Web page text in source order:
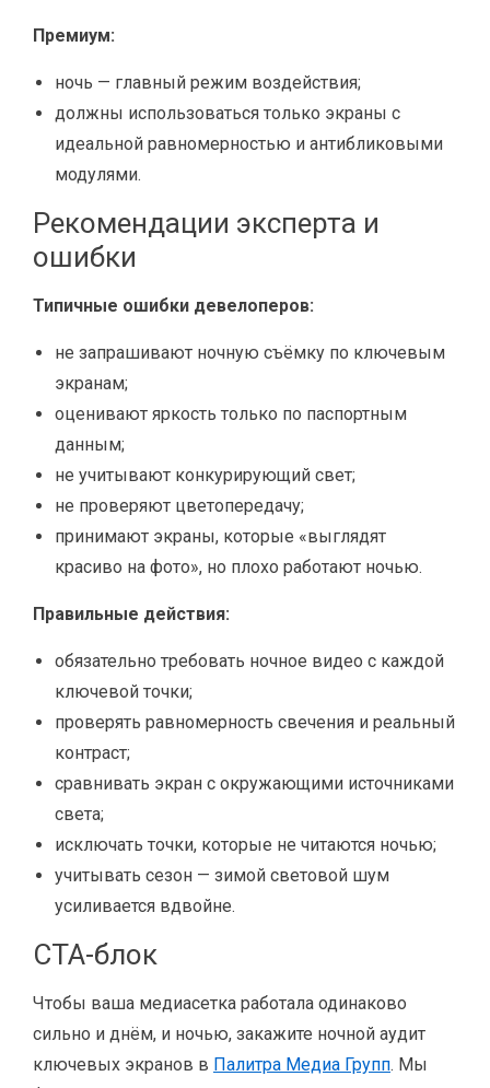
Премиум:
ночь — главный режим воздействия;
должны использоваться только экраны с
идеальной равномерностью и антибликовыми
модулями.
Рекомендации эксперта и
ошибки
Типичные ошибки девелоперов:
не запрашивают ночную съёмку по ключевым
экранам;
оценивают яркость только по паспортным
данным;
не учитывают конкурирующий свет;
не проверяют цветопередачу;
принимают экраны, которые «выглядят
красиво на фото», но плохо работают ночью.
Правильные действия:
обязательно требовать ночное видео с каждой
ключевой точки;
проверять равномерность свечения и реальный
контраст;
сравнивать экран с окружающими источниками
света;
исключать точки, которые не читаются ночью;
учитывать сезон — зимой световой шум
усиливается вдвойне.
CTA-блок
Чтобы ваша медиасетка работала одинаково
сильно и днём, и ночью, закажите ночной аудит
ключевых экранов в Палитра Медиа Групп. Мы